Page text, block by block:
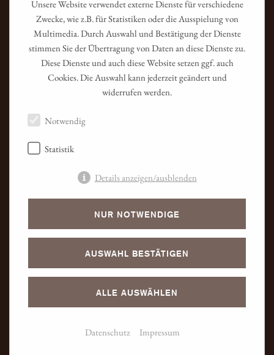
LINKS
Home
Impressum
Datenschutz
AGB
Unsere Website verwendet externe Dienste für verschiedene
Zwecke, wie z.B. für Statistiken oder die Ausspielung von
Multimedia. Durch Auswahl und Bestätigung der Dienste
stimmen Sie der Übertragung von Daten an diese Dienste zu.
Diese Dienste und auch diese Website setzen ggf. auch
Cookies. Die Auswahl kann jederzeit geändert und
widerrufen werden.
Notwendig
Statistik
Details anzeigen/ausblenden
NUR NOTWENDIGE
AUSWAHL BESTÄTIGEN
ALLE AUSWÄHLEN
Datenschutz Impressum